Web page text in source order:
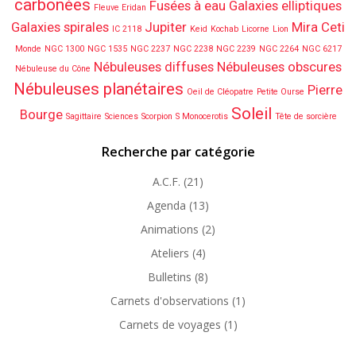
carbonées Fleuve Eridan Fusées à eau Galaxies elliptiques
Galaxies spirales IC 2118 Jupiter Keid Kochab Licorne Lion Mira Ceti
Monde NGC 1300 NGC 1535 NGC 2237 NGC 2238 NGC 2239 NGC 2264 NGC 6217
Nébuleuse du Cône Nébuleuses diffuses Nébuleuses obscures
Nébuleuses planétaires Oeil de Cléopatre Petite Ourse Pierre
Bourge Sagittaire Sciences Scorpion S Monocerotis Soleil Tête de sorcière
Recherche par catégorie
A.C.F. (21)
Agenda (13)
Animations (2)
Ateliers (4)
Bulletins (8)
Carnets d'observations (1)
Carnets de voyages (1)